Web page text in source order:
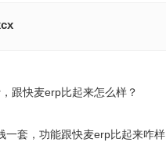
跟快麦erp比起来怎么样？
一套，功能跟快麦erp比起来咋样